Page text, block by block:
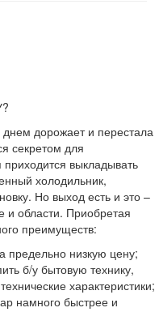
дорожает и перестала
секретом для
приходится выкладывать
холодильник,
Но выход есть и это –
и области. Приобретая
преимуществ:
предельно низкую цену;
б/у бытовую технику,
характеристики;
намного быстрее и